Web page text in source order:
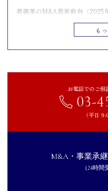
も
葬儀業のM&A最新動向（2025年
葬儀業がM&Aをするメリット
事業の成長や発展に期待できる
葬儀業がM&Aをするデメリッ
従業員が退職してしまうケー
葬儀業がM&Aを成功させるた
お電話でのご相
03-
（平日
M&A・事業承
（24時間